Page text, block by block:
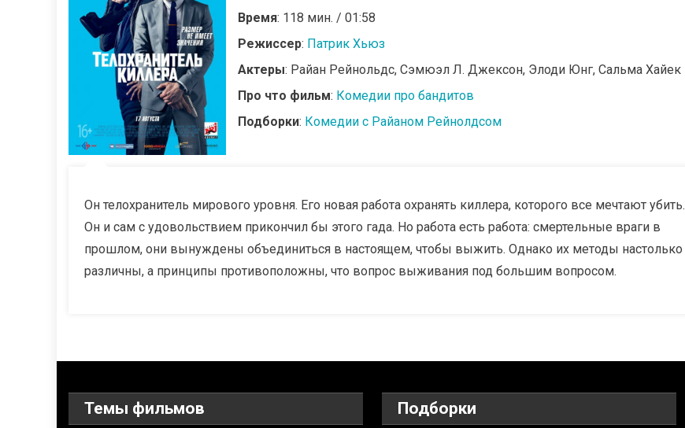
Время: 118 мин. / 01:58
Режиссер: Патрик Хьюз
Актеры: Райан Рейнольдс, Сэмюэл Л. Джексон, Элоди Юнг, Сальма Хайек
Про что фильм: Комедии про бандитов
Подборки: Комедии с Райаном Рейнолдсом
Он телохранитель мирового уровня. Его новая работа охранять киллера, которого все мечтают убить.
Он и сам с удовольствием прикончил бы этого гада. Но работа есть работа: смертельные враги в
прошлом, они вынуждены объединиться в настоящем, чтобы выжить. Однако их методы настолько
различны, а принципы противоположны, что вопрос выживания под большим вопросом.
Темы фильмов Подборки